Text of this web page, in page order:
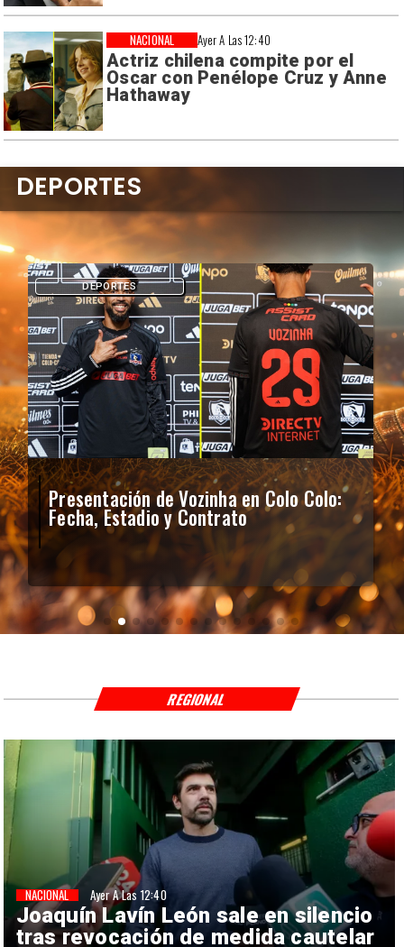
Ayer A Las 12:40
Actriz chilena compite por el
Oscar con Penélope Cruz y Anne
Hathaway
NACIONAL
Presentación de Vozinha en Colo Colo:
Fecha, Estadio y Contrato
DEPORTES
DEPORTES
Joaquín Lavín León sale en silencio
tras revocación de medida cautelar
NACIONAL Ayer A Las 12:40
REGIONAL